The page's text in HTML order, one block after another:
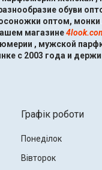
обуви
оптом,
магазине
, мужской
с 2003 года и
Графік роботи
Понеділок
Вівторок